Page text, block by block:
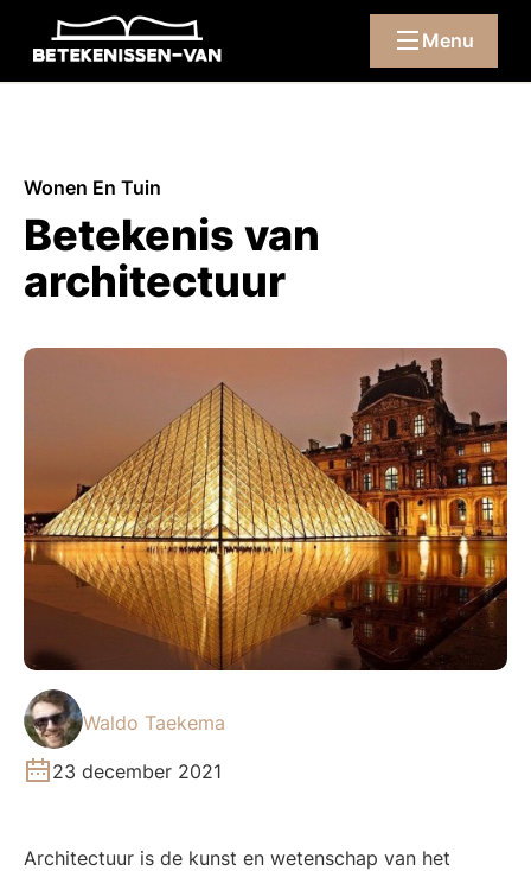
Menu
Wonen En Tuin
Betekenis van
architectuur
Waldo Taekema
23 december 2021
Architectuur is de kunst en wetenschap van het